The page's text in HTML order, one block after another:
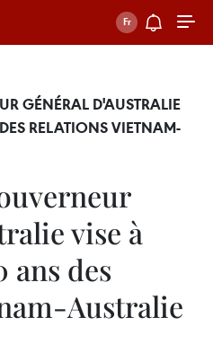
GÉNÉRAL D'AUSTRALIE
RELATIONS VIETNAM-
vise à
ans des
Australie